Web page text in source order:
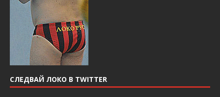
СЛЕДВАЙ ЛОКО В TWITTER